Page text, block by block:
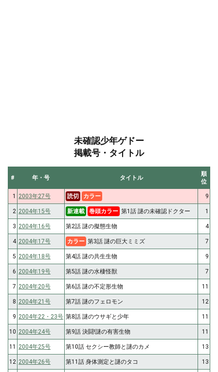
未確認少年ゲドー
掲載号・タイトル
# 年・号 タイトル
順
位
1 2003年27号 読切 カラー 9
2 2004年15号 新連載 巻頭カラー 第1話 謎の未確認ドクター 1
3 2004年16号 第2話 謎の擬態生物 4
4 2004年17号 カラー 第3話 謎の巨大ミミズ 7
5 2004年18号 第4話 謎の共生生物 9
6 2004年19号 第5話 謎の水棲怪獣 7
7 2004年20号 第6話 謎の不定形生物 11
8 2004年21号 第7話 謎のフェロモン 12
9 2004年22・23号 第8話 謎のウサギと少年 11
10 2004年24号 第9話 決闘!謎の有害生物 11
11 2004年25号 第10話 セクシー教師と謎のカメ 13
12 2004年26号 第11話 身体測定と謎のタコ 13